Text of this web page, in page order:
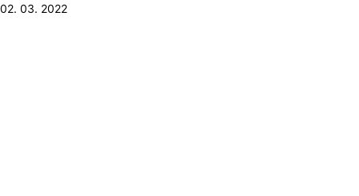
02. 03. 2022